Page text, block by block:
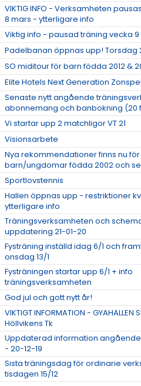
VIKTIG INFO - Verksamheten
8 mars - ytterligare info
Viktig info - pausad träning vecka 9
Padelbanan öppnas upp! Torsdag
SO miditour för barn födda 2012 &
Elite Hotels Next Generation
Senaste nytt angående
abonnemang och banbokning (20
Vi startar upp 2 matchligor VT 21
Visionsarbete
Nya rekommendationer finns nu för
barn/ungdomar födda 2002 och
Sportlovstennis
Hallen öppnas upp - restriktioner
ytterligare info
Träningsverksamheten och schema
uppdatering 21-01-20
Fysträning inställd idag 6/1 och
onsdag 13/1
Fysträningen startar upp 6/1 + info
träningsverksamheten
God jul och gott nytt år!
VIKTIGT INFORMATION - GYAHALLEN
Höllvikens Tk
Uppdaterad information
- 20-12-19
Sista träningsdag för ordinarie
tisdagen 15/12